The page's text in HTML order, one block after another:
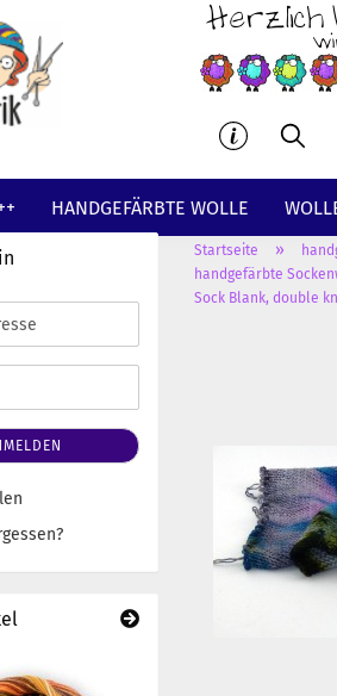
HANDGEFÄRBTE WOLLE
WOLLE UNGEFÄRBT
Startseite »
handgefärbte
Sock Blank, double